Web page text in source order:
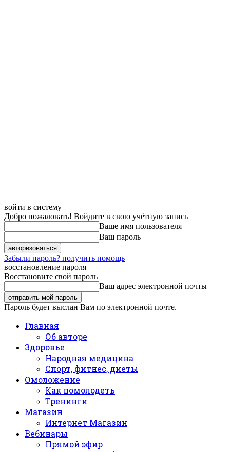
войти в систему
Добро пожаловать! Войдите в свою учётную запись
Ваше имя пользователя
Ваш пароль
Забыли пароль? получить помощь
восстановление пароля
Восстановите свой пароль
Ваш адрес электронной почты
Пароль будет выслан Вам по электронной почте.
Главная
Об авторе
Здоровье
Народная медицина
Спорт, фитнес, диеты
Омоложение
Как помолодеть
Тренинги
Магазин
Интернет Магазин
Вебинары
Прямой эфир